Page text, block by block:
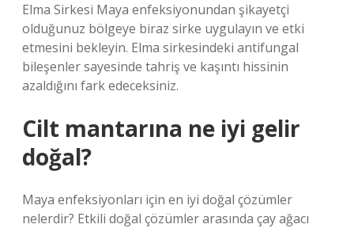
Elma Sirkesi Maya enfeksiyonundan şikayetçi
olduğunuz bölgeye biraz sirke uygulayın ve etki
etmesini bekleyin. Elma sirkesindeki antifungal
bileşenler sayesinde tahriş ve kaşıntı hissinin
azaldığını fark edeceksiniz.
Cilt mantarına ne iyi gelir
doğal?
Maya enfeksiyonları için en iyi doğal çözümler
nelerdir? Etkili doğal çözümler arasında çay ağacı